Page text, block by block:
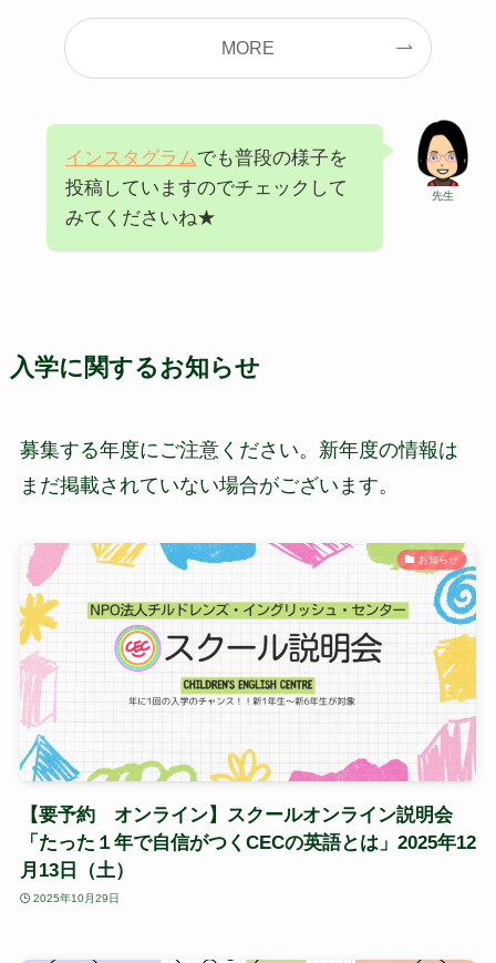
MORE
先生
インスタグラムでも普段の様子を
投稿していますのでチェックして
みてくださいね★
入学に関するお知らせ
募集する年度にご注意ください。新年度の情報は
まだ掲載されていない場合がございます。
お知らせ
【要予約 オンライン】スクールオンライン説明会
「たった１年で自信がつくCECの英語とは」2025年12
月13日（土）
2025年10月29日